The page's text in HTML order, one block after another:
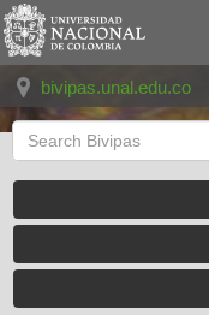
Skip
navigation
bivipas.unal.edu.co